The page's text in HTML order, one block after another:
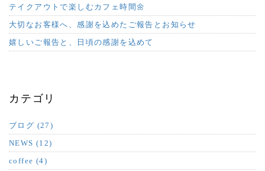
テイクアウトで楽しむカフェ時間🌼
大切なお客様へ、感謝を込めたご報告とお知らせ
嬉しいご報告と、日頃の感謝を込めて
カテゴリ
ブログ (27)
NEWS (12)
coffee (4)